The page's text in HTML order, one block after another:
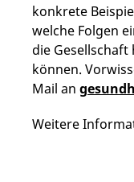
konkrete
welche Folgen
die
können.
Mail an
Weitere